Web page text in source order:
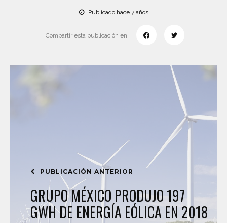
Publicado hace 7 años
Compartir esta publicación en:
PUBLICACIÓN ANTERIOR
GRUPO MÉXICO PRODUJO 197
GWH DE ENERGÍA EÓLICA EN 2018